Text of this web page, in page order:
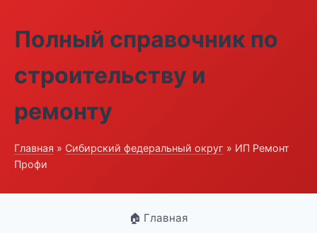
Полный справочник по
строительству и
ремонту
Главная » Сибирский федеральный округ » ИП Ремонт
Профи
🏠 Главная